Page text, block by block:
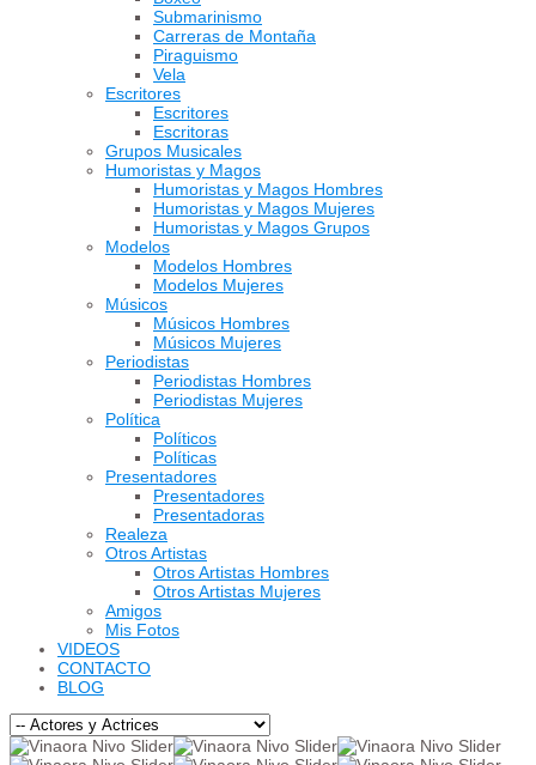
Submarinismo
Carreras de Montaña
Piraguismo
Vela
Escritores
Escritores
Escritoras
Grupos Musicales
Humoristas y Magos
Humoristas y Magos Hombres
Humoristas y Magos Mujeres
Humoristas y Magos Grupos
Modelos
Modelos Hombres
Modelos Mujeres
Músicos
Músicos Hombres
Músicos Mujeres
Periodistas
Periodistas Hombres
Periodistas Mujeres
Política
Políticos
Políticas
Presentadores
Presentadores
Presentadoras
Realeza
Otros Artistas
Otros Artistas Hombres
Otros Artistas Mujeres
Amigos
Mis Fotos
VIDEOS
CONTACTO
BLOG